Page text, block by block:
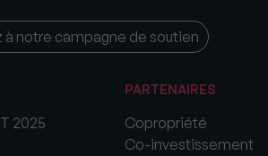
à notre campagne de soutien
2025
PARTENAIRES
Copropriété
Co-investissement